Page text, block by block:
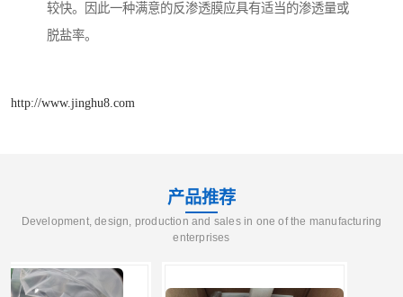
较快。因此一种满意的反渗透膜应具有适当的渗透量或
脱盐率。
http://www.jinghu8.com
产品推荐
Development, design, production and sales in one of the manufacturing
enterprises